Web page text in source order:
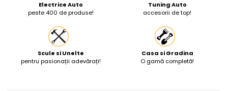
Electrice Auto
peste 400 de produse!
Tuning Auto
accesorii de top!
Scule si Unelte
pentru pasionații adevărați!
Casa si Gradina
O gamă completă!